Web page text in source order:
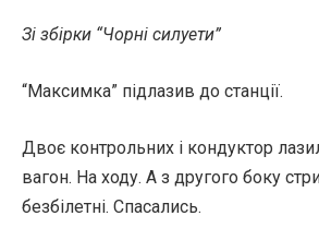
Зі збірки “Чорні силуети”
“Максимка” підлазив до станції.
Двоє контрольних і кондуктор
вагон. На ходу. А з другого боку
безбілетні. Спасались.